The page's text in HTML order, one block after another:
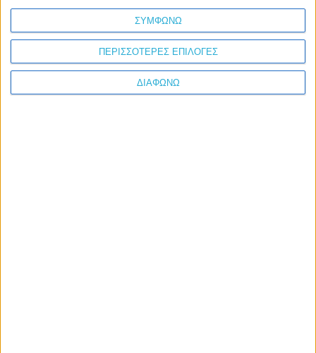
ΠΕΡΙΣΣΟΤΕΡΕΣ ΕΠΙΛΟΓΕΣ
ΔΙΑΦΩΝΩ
ΣΥΜΦΩΝΩ
—
Γενικού Περιεχομένου
Δημοσιογράφος
Συμφωνώ με τουςόρους χρήσης